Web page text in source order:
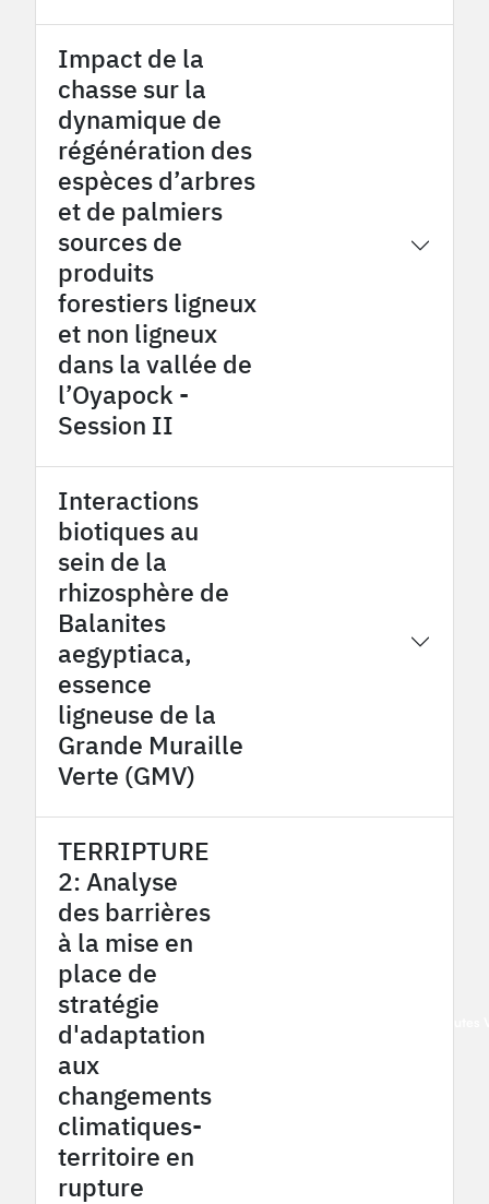
Impact de la
chasse sur la
dynamique de
régénération des
espèces d’arbres
et de palmiers
sources de
produits
forestiers ligneux
et non ligneux
dans la vallée de
l’Oyapock -
Session II
Interactions
biotiques au
sein de la
rhizosphère de
Balanites
aegyptiaca,
essence
ligneuse de la
Grande Muraille
Verte (GMV)
TERRIPTURE
2: Analyse
des barrières
à la mise en
place de
stratégie
d'adaptation
aux
changements
climatiques-
territoire en
rupture